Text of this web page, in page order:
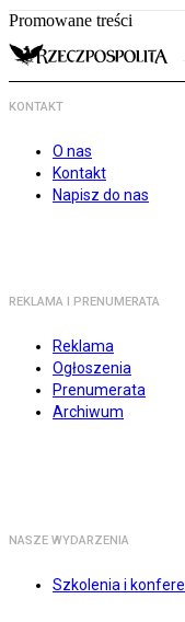
Promowane treści
KONTAKT
O nas
Kontakt
Napisz do nas
REKLAMA I PRENUMERATA
Reklama
Ogłoszenia
Prenumerata
Archiwum
NASZE WYDARZENIA
Szkolenia i